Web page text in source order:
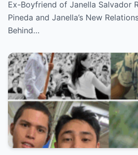
Believe!
Ex-Boyfriend of Janella Salvador
Pineda and Janella’s New
Behind…